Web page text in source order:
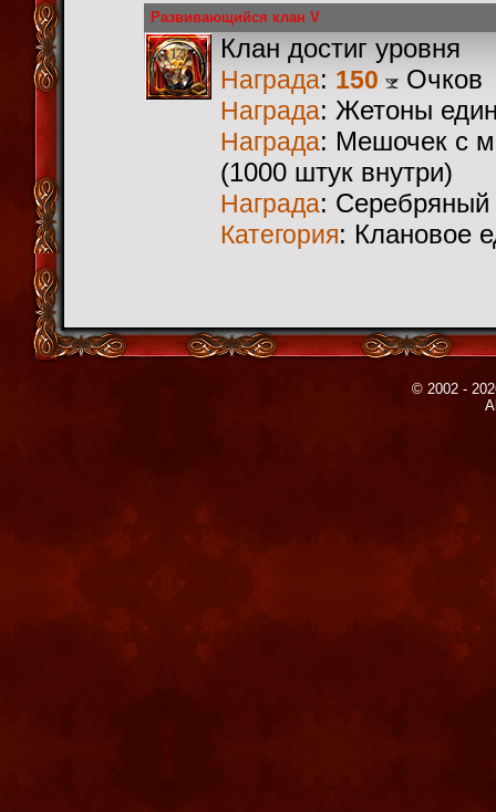
Развивающийся клан V
Клан достиг уровня
Награда: 150 Очков
Награда: Жетоны
Награда: Мешочек с
(1000 штук внутри)
Награда: Серебряный
Категория: Клановое
© 2002 -